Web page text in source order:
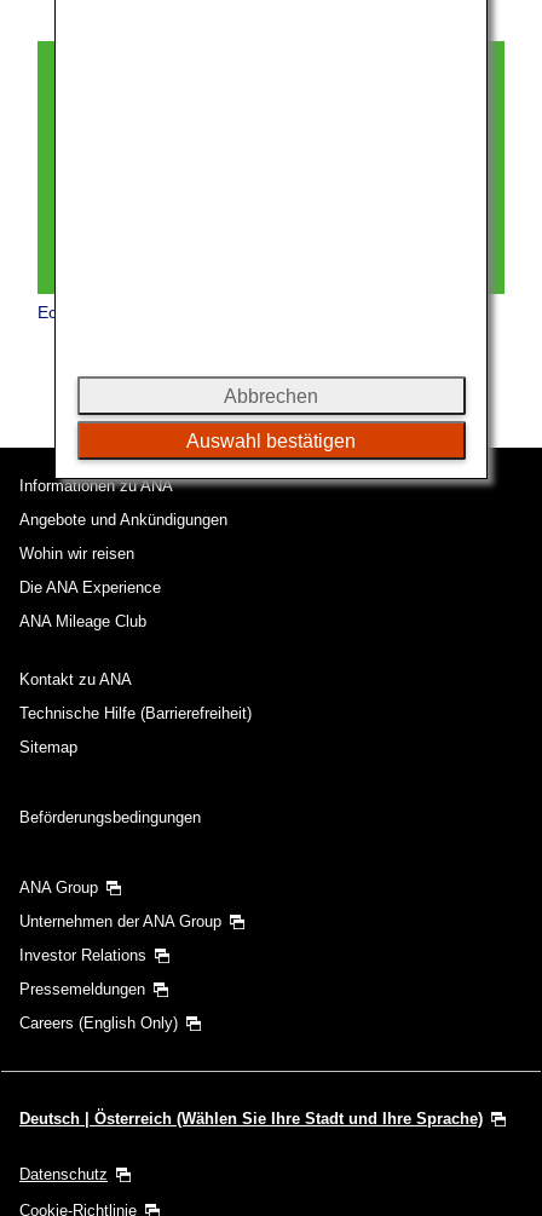
Economy Class
Informationen zu ANA
Angebote und Ankündigungen
Wohin wir reisen
Die ANA Experience
ANA Mileage Club
Kontakt zu ANA
Technische Hilfe (Barrierefreiheit)
Sitemap
Beförderungsbedingungen
ANA Group
Unternehmen der ANA Group
Investor Relations
Pressemeldungen
Careers (English Only)
Deutsch | Österreich (Wählen Sie Ihre Stadt und Ihre Sprache)
Datenschutz
Cookie-Richtlinie
Abbrechen
Auswahl bestätigen